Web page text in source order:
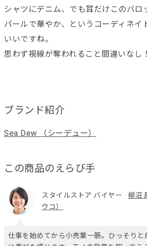
シャツにデニム、でも耳だけこのバロ
パールで華やか、というコーディネイ
いいですね。
思わず視線が奪われること間違いなし！
ブランド紹介
Sea Dew （シーデュー）
この商品のえらび手
スタイルストア バイヤー
柳沼
ウコ）
仕事を始めてから小売業一筋。ひっそりと